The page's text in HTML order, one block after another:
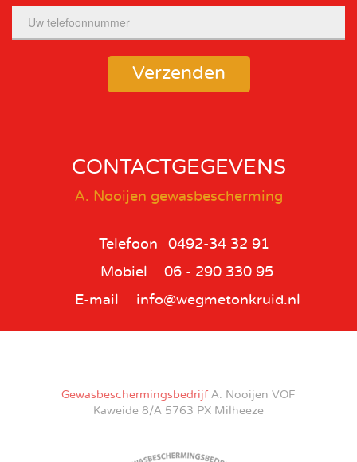
CONTACTGEGEVENS
A. Nooijen gewasbescherming
Telefoon
0492-34 32 91
Mobiel
06 - 290 330 95
E-mail
info@wegmetonkruid.nl
GewasbeschermingsbedrijfA. Nooijen VOF
Kaweide 8/A 5763 PX Milheeze